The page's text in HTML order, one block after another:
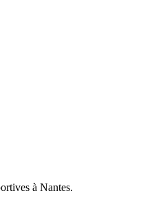
à Nantes.